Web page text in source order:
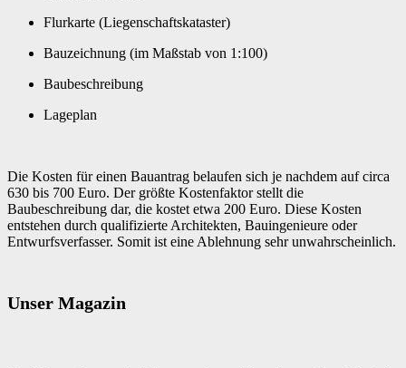
Flurkarte (Liegenschaftskataster)
Bauzeichnung (im Maßstab von 1:100)
Baubeschreibung
Lageplan
Die Kosten für einen Bauantrag belaufen sich je nachdem auf circa
630 bis 700 Euro. Der größte Kostenfaktor stellt die
Baubeschreibung dar, die kostet etwa 200 Euro. Diese Kosten
entstehen durch qualifizierte Architekten, Bauingenieure oder
Entwurfsverfasser. Somit ist eine Ablehnung sehr unwahrscheinlich.
Unser Magazin